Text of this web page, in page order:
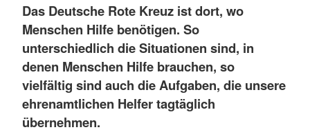
Das Deutsche Rote Kreuz ist dort, wo
Menschen Hilfe benötigen. So
unterschiedlich die Situationen sind, in
denen Menschen Hilfe brauchen, so
vielfältig sind auch die Aufgaben, die unsere
ehrenamtlichen Helfer tagtäglich
übernehmen.